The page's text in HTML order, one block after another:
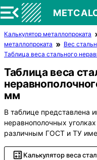
Калькулятор металлопроката
металлопроката
Вес
Таблица веса стального
Таблица веса
мм
В таблице представлена
неравнополочных
различным ГОСТ и ТУ
Калькулятор веса